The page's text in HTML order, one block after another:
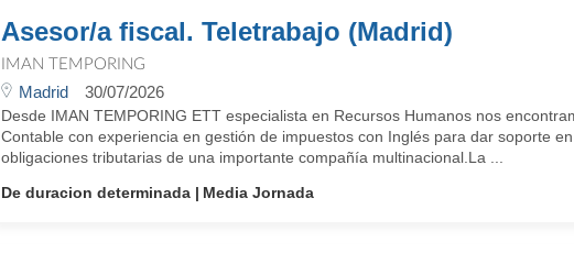
Asesor/a fiscal. Teletrabajo (Madrid)
IMAN TEMPORING
Madrid 30/07/2026
Desde IMAN TEMPORING ETT especialista en Recursos Humanos nos
Contable con experiencia en gestión de impuestos con Inglés para dar soporte
obligaciones tributarias de una importante compañía multinacional.La ...
De duracion determinada
Media Jornada